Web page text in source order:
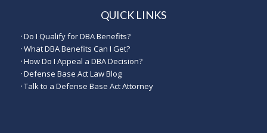
QUICK LINKS
·Do I Qualify for DBA Benefits?
·What DBA Benefits Can I Get?
·How Do I Appeal a DBA Decision?
·Defense Base Act Law Blog
·Talk to a Defense Base Act Attorney